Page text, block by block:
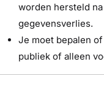
worden hersteld
gegevensverlies.
Je moet bepalen
publiek of alleen